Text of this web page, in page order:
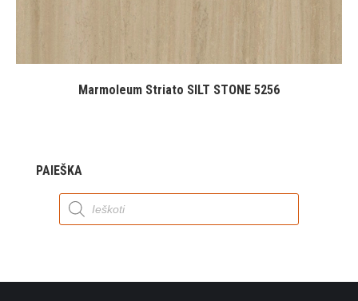
Marmoleum Striato SILT STONE 5256
PAIEŠKA
Products
search